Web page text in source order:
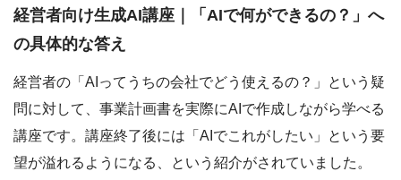
経営者向け生成AI講座｜「AIで何ができるの？」へ
の具体的な答え
経営者の「AIってうちの会社でどう使えるの？」という疑
問に対して、事業計画書を実際にAIで作成しながら学べる
講座です。講座終了後には「AIでこれがしたい」という要
望が溢れるようになる、という紹介がされていました。